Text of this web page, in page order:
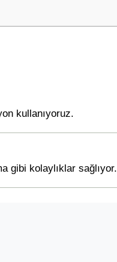
kullanıyoruz.
gibi kolaylıklar sağlıyor.